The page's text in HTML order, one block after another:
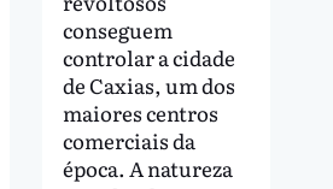
conseguem
controlar a cidade
de Caxias, um dos
maiores centros
comerciais da
época. A natureza